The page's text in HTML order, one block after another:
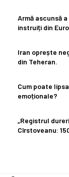
Armă ascunsă
instruiți din
Iran oprește
din Teheran.
Cum poate
emoționale?
„Registrul
Cîrstoveanu: